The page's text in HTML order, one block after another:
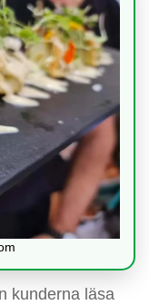
kunderna läsa